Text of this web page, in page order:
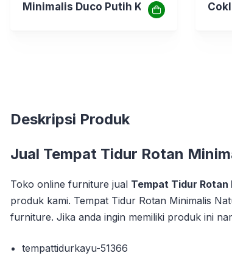
Minimalis Duco Putih Kayu
Deskripsi Produk
Jual Tempat Tidur Rotan
Toko online furniture jual Tempat Tidur
produk kami. Tempat Tidur Rotan Minimalis
furniture. Jika anda ingin memiliki produk ini
tempattidurkayu-51366